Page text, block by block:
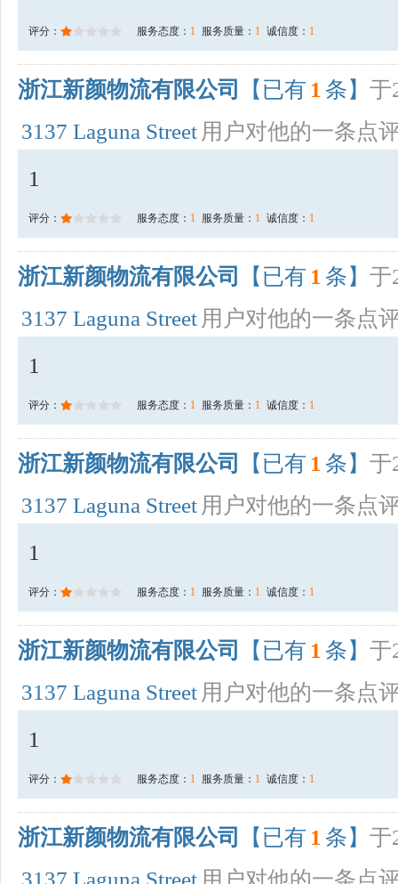
评分： 服务态度： 1 服务质量： 1 诚信度： 1
浙江新颜物流有限公司 【已有 1 条】 于
3137 Laguna Street 用户对他的一条点
1
评分： 服务态度： 1 服务质量： 1 诚信度： 1
浙江新颜物流有限公司 【已有 1 条】 于
3137 Laguna Street 用户对他的一条点
1
评分： 服务态度： 1 服务质量： 1 诚信度： 1
浙江新颜物流有限公司 【已有 1 条】 于
3137 Laguna Street 用户对他的一条点
1
评分： 服务态度： 1 服务质量： 1 诚信度： 1
浙江新颜物流有限公司 【已有 1 条】 于
3137 Laguna Street 用户对他的一条点
1
评分： 服务态度： 1 服务质量： 1 诚信度： 1
浙江新颜物流有限公司 【已有 1 条】 于
3137 Laguna Street 用户对他的一条点